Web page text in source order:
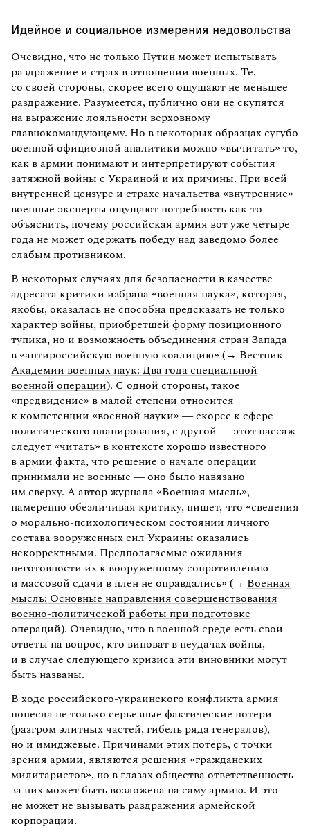
Идейное и социальное измерения недовольства
Очевидно, что не только Путин может испытывать
раздражение и страх в отношении военных. Те,
со своей стороны, скорее всего ощущают не меньшее
раздражение. Разумеется, публично они не скупятся
на выражение лояльности верховному
главнокомандующему. Но в некоторых образцах сугубо
военной официозной аналитики можно «вычитать» то,
как в армии понимают и интерпретируют события
затяжной войны с Украиной и их причины. При всей
внутренней цензуре и страхе начальства «внутренние»
военные эксперты ощущают потребность как-то
объяснить, почему российская армия вот уже четыре
года не может одержать победу над заведомо более
слабым противником.
В некоторых случаях для безопасности в качестве
адресата критики избрана «военная наука», которая,
якобы, оказалась не способна предсказать не только
характер войны, приобретшей форму позиционного
тупика, но и возможность объединения стран Запада
в «антироссийскую военную коалицию» (→ Вестник
Академии военных наук: Два года специальной
военной операции). С одной стороны, такое
«предвидение» в малой степени относится
к компетенции «военной науки» — скорее к сфере
политического планирования, с другой — этот пассаж
следует «читать» в контексте хорошо известного
в армии факта, что решение о начале операции
принимали не военные — оно было навязано
им сверху. А автор журнала «Военная мысль»,
намеренно обезличивая критику, пишет, что «сведения
о морально-психологическом состоянии личного
состава вооруженных сил Украины оказались
некорректными. Предполагаемые ожидания
неготовности их к вооруженному сопротивлению
и массовой сдачи в плен не оправдались» (→ Военная
мысль: Основные направления совершенствования
военно-политической работы при подготовке
операций). Очевидно, что в военной среде есть свои
ответы на вопрос, кто виноват в неудачах войны,
и в случае следующего кризиса эти виновники могут
быть названы.
В ходе российского-украинского конфликта армия
понесла не только серьезные фактические потери
(разгром элитных частей, гибель ряда генералов),
но и имиджевые. Причинами этих потерь, с точки
зрения армии, являются решения «гражданских
милитаристов», но в глазах общества ответственность
за них может быть возложена на саму армию. И это
не может не вызывать раздражения армейской
корпорации.